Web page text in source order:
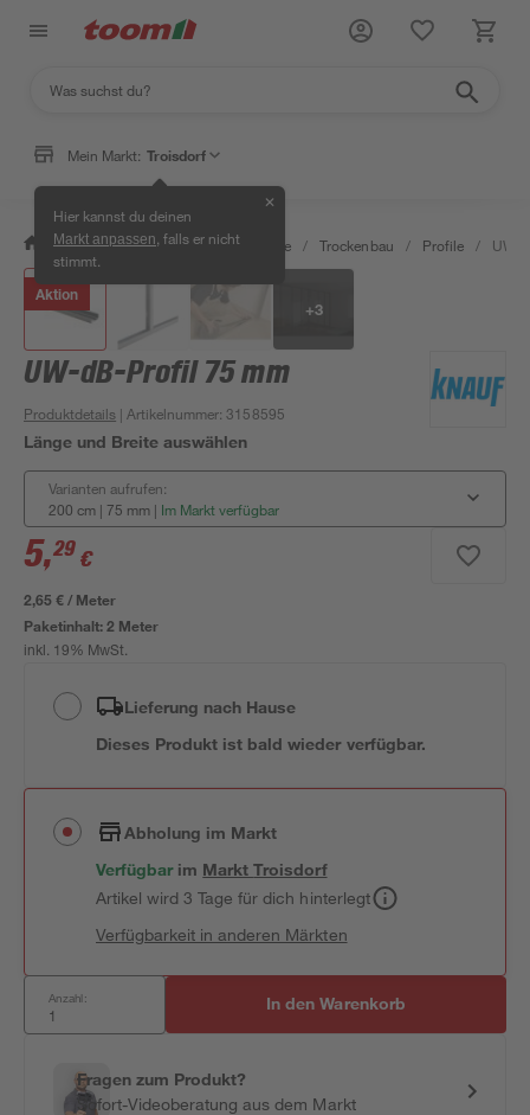
Mein Markt: Troisdorf
Hier kannst du deinen
Markt anpassen , falls er nicht
stimmt.
✕
/ Bauen & Renovieren / Baustoffe / Trockenbau / Profile / UW-
Aktion
+3
UW-dB-Profil 75 mm
Produktdetails | Artikelnummer:3158595
Länge und Breite auswählen
Varianten aufrufen:
200 cm | 75 mm | Im Markt verfügbar
5,29 €
2,65 € / Meter
Paketinhalt:2 Meter
inkl. 19% MwSt.
Lieferung nach Hause
Dieses Produkt ist bald wieder verfügbar.
Abholung im Markt
Verfügbar im MarktTroisdorf
Artikel wird 3 Tage für dich hinterlegt
Verfügbarkeit in anderen Märkten
Anzahl: In den Warenkorb
Fragen zum Produkt?
Sofort-Videoberatung aus dem Markt